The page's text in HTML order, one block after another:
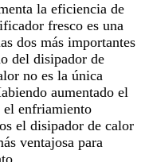
la eficiencia de
fresco es una
dos más importantes
del disipador de
no es la única
aumentado el
el enfriamiento
el disipador de calor
ventajosa para